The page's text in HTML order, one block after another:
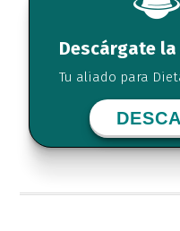
Descárgate la
Tu aliado para